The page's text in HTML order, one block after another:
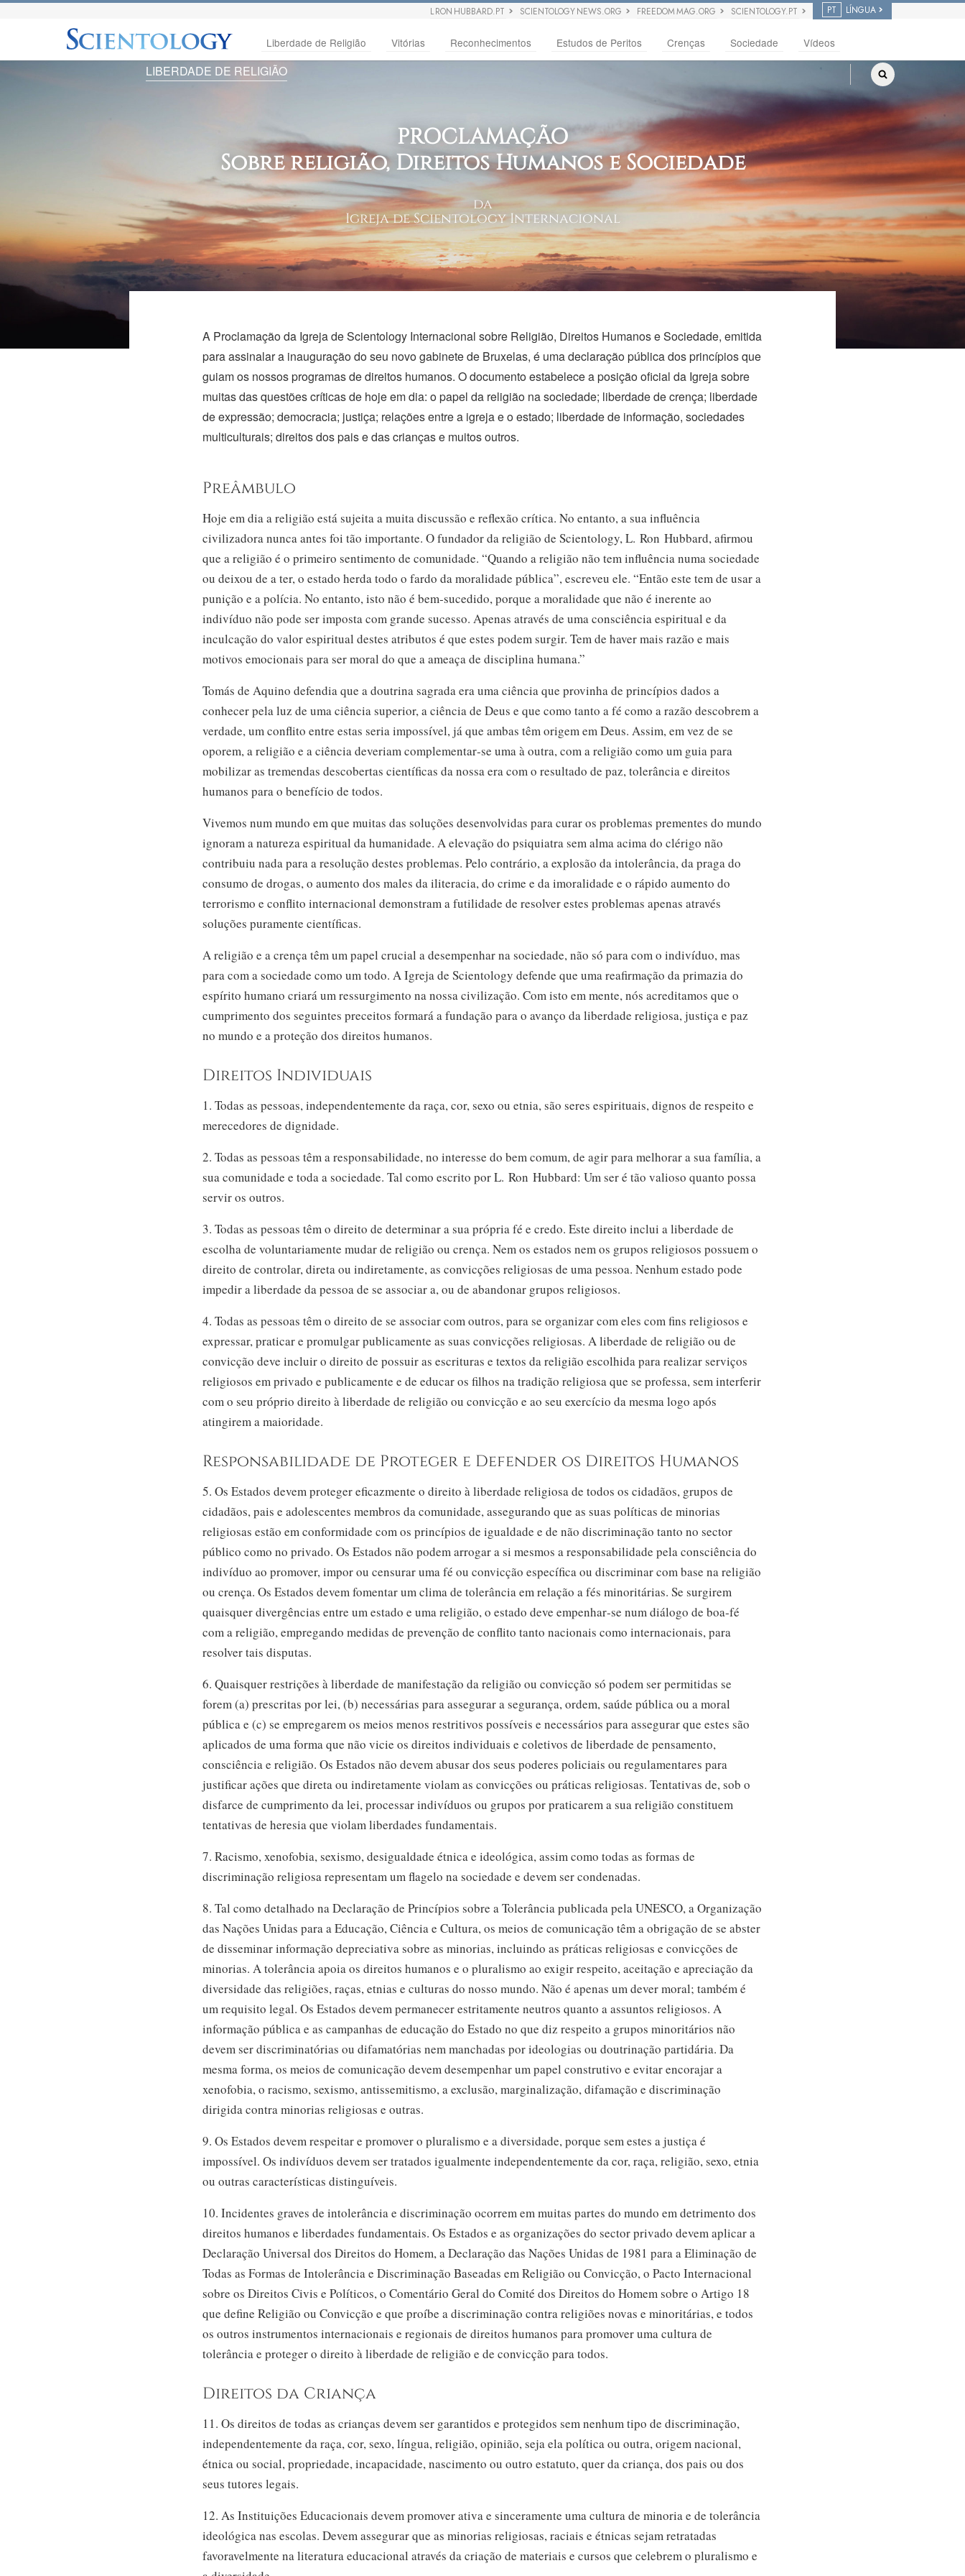
L RON HUBBARD.PT SCIENTOLOGY NEWS.ORG FREEDOM MAG.ORG SCIENTOLOGY.PT PT LÍNGUA
Liberdade de Religião Vitórias Reconhecimentos Estudos de Peritos Crenças Sociedade Vídeos
LIBERDADE DE RELIGIÃO
PROCLAMAÇÃO
Sobre religião, Direitos Humanos e Sociedade
da
Igreja de Scientology Internacional
A Proclamação da Igreja de Scientology Internacional sobre Religião, Direitos Humanos e Sociedade, emitida
para assinalar a inauguração do seu novo gabinete de Bruxelas, é uma declaração pública dos princípios que
guiam os nossos programas de direitos humanos. O documento estabelece a posição oficial da Igreja sobre
muitas das questões críticas de hoje em dia: o papel da religião na sociedade; liberdade de crença; liberdade
de expressão; democracia; justiça; relações entre a igreja e o estado; liberdade de informação, sociedades
multiculturais; direitos dos pais e das crianças e muitos outros.
Preâmbulo
Hoje em dia a religião está sujeita a muita discussão e reflexão crítica. No entanto, a sua influência
civilizadora nunca antes foi tão importante. O fundador da religião de Scientology, L. Ron Hubbard, afirmou
que a religião é o primeiro sentimento de comunidade. “Quando a religião não tem influência numa sociedade
ou deixou de a ter, o estado herda todo o fardo da moralidade pública”, escreveu ele. “Então este tem de usar a
punição e a polícia. No entanto, isto não é bem‑sucedido, porque a moralidade que não é inerente ao
indivíduo não pode ser imposta com grande sucesso. Apenas através de uma consciência espiritual e da
inculcação do valor espiritual destes atributos é que estes podem surgir. Tem de haver mais razão e mais
motivos emocionais para ser moral do que a ameaça de disciplina humana.”
Tomás de Aquino defendia que a doutrina sagrada era uma ciência que provinha de princípios dados a
conhecer pela luz de uma ciência superior, a ciência de Deus e que como tanto a fé como a razão descobrem a
verdade, um conflito entre estas seria impossível, já que ambas têm origem em Deus. Assim, em vez de se
oporem, a religião e a ciência deveriam complementar‑se uma à outra, com a religião como um guia para
mobilizar as tremendas descobertas científicas da nossa era com o resultado de paz, tolerância e direitos
humanos para o benefício de todos.
Vivemos num mundo em que muitas das soluções desenvolvidas para curar os problemas prementes do mundo
ignoram a natureza espiritual da humanidade. A elevação do psiquiatra sem alma acima do clérigo não
contribuiu nada para a resolução destes problemas. Pelo contrário, a explosão da intolerância, da praga do
consumo de drogas, o aumento dos males da iliteracia, do crime e da imoralidade e o rápido aumento do
terrorismo e conflito internacional demonstram a futilidade de resolver estes problemas apenas através
soluções puramente científicas.
A religião e a crença têm um papel crucial a desempenhar na sociedade, não só para com o indivíduo, mas
para com a sociedade como um todo. A Igreja de Scientology defende que uma reafirmação da primazia do
espírito humano criará um ressurgimento na nossa civilização. Com isto em mente, nós acreditamos que o
cumprimento dos seguintes preceitos formará a fundação para o avanço da liberdade religiosa, justiça e paz
no mundo e a proteção dos direitos humanos.
Direitos Individuais
1. Todas as pessoas, independentemente da raça, cor, sexo ou etnia, são seres espirituais, dignos de respeito e
merecedores de dignidade.
2. Todas as pessoas têm a responsabilidade, no interesse do bem comum, de agir para melhorar a sua família, a
sua comunidade e toda a sociedade. Tal como escrito por L. Ron Hubbard: Um ser é tão valioso quanto possa
servir os outros.
3. Todas as pessoas têm o direito de determinar a sua própria fé e credo. Este direito inclui a liberdade de
escolha de voluntariamente mudar de religião ou crença. Nem os estados nem os grupos religiosos possuem o
direito de controlar, direta ou indiretamente, as convicções religiosas de uma pessoa. Nenhum estado pode
impedir a liberdade da pessoa de se associar a, ou de abandonar grupos religiosos.
4. Todas as pessoas têm o direito de se associar com outros, para se organizar com eles com fins religiosos e
expressar, praticar e promulgar publicamente as suas convicções religiosas. A liberdade de religião ou de
convicção deve incluir o direito de possuir as escrituras e textos da religião escolhida para realizar serviços
religiosos em privado e publicamente e de educar os filhos na tradição religiosa que se professa, sem interferir
com o seu próprio direito à liberdade de religião ou convicção e ao seu exercício da mesma logo após
atingirem a maioridade.
Responsabilidade de Proteger e Defender os Direitos Humanos
5. Os Estados devem proteger eficazmente o direito à liberdade religiosa de todos os cidadãos, grupos de
cidadãos, pais e adolescentes membros da comunidade, assegurando que as suas políticas de minorias
religiosas estão em conformidade com os princípios de igualdade e de não discriminação tanto no sector
público como no privado. Os Estados não podem arrogar a si mesmos a responsabilidade pela consciência do
indivíduo ao promover, impor ou censurar uma fé ou convicção específica ou discriminar com base na religião
ou crença. Os Estados devem fomentar um clima de tolerância em relação a fés minoritárias. Se surgirem
quaisquer divergências entre um estado e uma religião, o estado deve empenhar‑se num diálogo de boa‑fé
com a religião, empregando medidas de prevenção de conflito tanto nacionais como internacionais, para
resolver tais disputas.
6. Quaisquer restrições à liberdade de manifestação da religião ou convicção só podem ser permitidas se
forem (a) prescritas por lei, (b) necessárias para assegurar a segurança, ordem, saúde pública ou a moral
pública e (c) se empregarem os meios menos restritivos possíveis e necessários para assegurar que estes são
aplicados de uma forma que não vicie os direitos individuais e coletivos de liberdade de pensamento,
consciência e religião. Os Estados não devem abusar dos seus poderes policiais ou regulamentares para
justificar ações que direta ou indiretamente violam as convicções ou práticas religiosas. Tentativas de, sob o
disfarce de cumprimento da lei, processar indivíduos ou grupos por praticarem a sua religião constituem
tentativas de heresia que violam liberdades fundamentais.
7. Racismo, xenofobia, sexismo, desigualdade étnica e ideológica, assim como todas as formas de
discriminação religiosa representam um flagelo na sociedade e devem ser condenadas.
8. Tal como detalhado na Declaração de Princípios sobre a Tolerância publicada pela UNESCO, a Organização
das Nações Unidas para a Educação, Ciência e Cultura, os meios de comunicação têm a obrigação de se abster
de disseminar informação depreciativa sobre as minorias, incluindo as práticas religiosas e convicções de
minorias. A tolerância apoia os direitos humanos e o pluralismo ao exigir respeito, aceitação e apreciação da
diversidade das religiões, raças, etnias e culturas do nosso mundo. Não é apenas um dever moral; também é
um requisito legal. Os Estados devem permanecer estritamente neutros quanto a assuntos religiosos. A
informação pública e as campanhas de educação do Estado no que diz respeito a grupos minoritários não
devem ser discriminatórias ou difamatórias nem manchadas por ideologias ou doutrinação partidária. Da
mesma forma, os meios de comunicação devem desempenhar um papel construtivo e evitar encorajar a
xenofobia, o racismo, sexismo, antissemitismo, a exclusão, marginalização, difamação e discriminação
dirigida contra minorias religiosas e outras.
9. Os Estados devem respeitar e promover o pluralismo e a diversidade, porque sem estes a justiça é
impossível. Os indivíduos devem ser tratados igualmente independentemente da cor, raça, religião, sexo, etnia
ou outras características distinguíveis.
10. Incidentes graves de intolerância e discriminação ocorrem em muitas partes do mundo em detrimento dos
direitos humanos e liberdades fundamentais. Os Estados e as organizações do sector privado devem aplicar a
Declaração Universal dos Direitos do Homem, a Declaração das Nações Unidas de 1981 para a Eliminação de
Todas as Formas de Intolerância e Discriminação Baseadas em Religião ou Convicção, o Pacto Internacional
sobre os Direitos Civis e Políticos, o Comentário Geral do Comité dos Direitos do Homem sobre o Artigo 18
que define Religião ou Convicção e que proíbe a discriminação contra religiões novas e minoritárias, e todos
os outros instrumentos internacionais e regionais de direitos humanos para promover uma cultura de
tolerância e proteger o direito à liberdade de religião e de convicção para todos.
Direitos da Criança
11. Os direitos de todas as crianças devem ser garantidos e protegidos sem nenhum tipo de discriminação,
independentemente da raça, cor, sexo, língua, religião, opinião, seja ela política ou outra, origem nacional,
étnica ou social, propriedade, incapacidade, nascimento ou outro estatuto, quer da criança, dos pais ou dos
seus tutores legais.
12. As Instituições Educacionais devem promover ativa e sinceramente uma cultura de minoria e de tolerância
ideológica nas escolas. Devem assegurar que as minorias religiosas, raciais e étnicas sejam retratadas
favoravelmente na literatura educacional através da criação de materiais e cursos que celebrem o pluralismo e